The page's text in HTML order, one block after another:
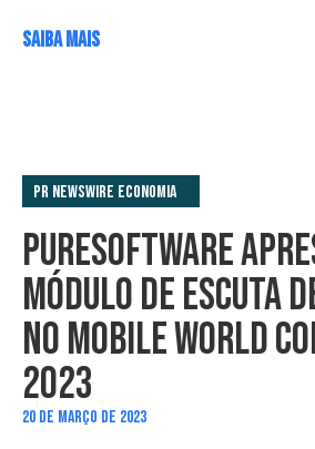
SAIBA MAIS
PR Newswire Economia
PURESOFTWARE
MÓDULO DE ESCUTA
NO MOBILE WORLD
2023
20 DE MARÇO DE 2023